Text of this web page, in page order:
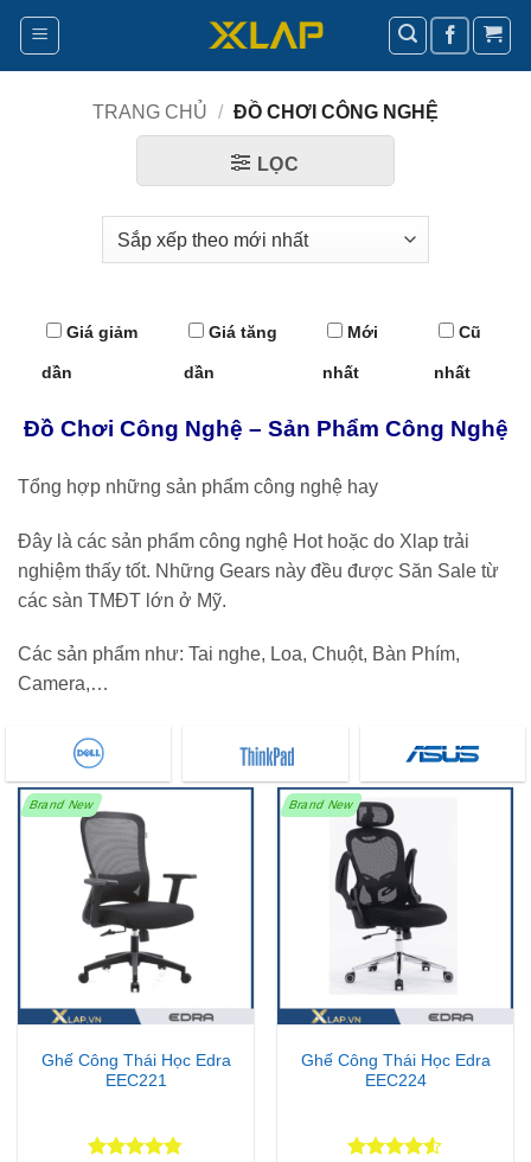
Bỏ
nội
TRANG CHỦ / ĐỒ CHƠI CÔNG NGHỆ
LỌC
Giá giảm
dần
Giá tăng
dần
Mới
nhất
Cũ
nhất
Đồ Chơi Công Nghệ – Sản Phẩm Công Nghệ
Tổng hợp những sản phẩm công nghệ hay
Đây là các sản phẩm công nghệ Hot hoặc do Xlap trải
nghiệm thấy tốt. Những Gears này đều được Săn Sale từ
các sàn TMĐT lớn ở Mỹ.
Các sản phẩm như: Tai nghe, Loa, Chuột, Bàn Phím,
Camera,…
Brand New
Ghế Công Thái Học Edra
EEC221
Brand New
Ghế Công Thái Học Edra
EEC224